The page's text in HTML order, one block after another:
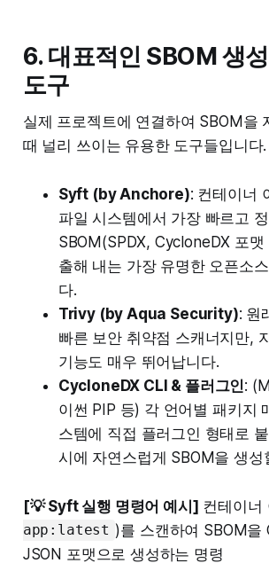
6. 대표적인 SBOM 생
도구
실제 프로젝트에 연결하여 SBOM을
때 널리 쓰이는 유용한 도구들입니다.
Syft (by Anchore): 컨테이너
파일 시스템에서 가장 빠르고
SBOM(SPDX, CycloneDX 포
출해 내는 가장 유명한 오픈소
다.
Trivy (by Aqua Security): 원
빠른 보안 취약점 스캐너지만,
기능도 매우 뛰어납니다.
CycloneDX CLI & 플러그인:
이썬 PIP 등) 각 언어별 패키지
스템에 직접 플러그인 형태로
시에 자연스럽게 SBOM을 생성
[💡 Syft 실행 명령어 예시] 컨테이너
app:latest )를 스캔하여 SBOM을
JSON 포맷으로 생성하는 명령